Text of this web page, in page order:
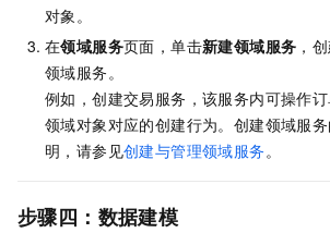
对象。
在领域服务页面，单击新建领域服务 ，
领域服务。
例如，创建交易服务，该服务内可操作
领域对象对应的创建行为。创建领域服
明，请参见创建与管理领域服务。
步骤四：数据建模